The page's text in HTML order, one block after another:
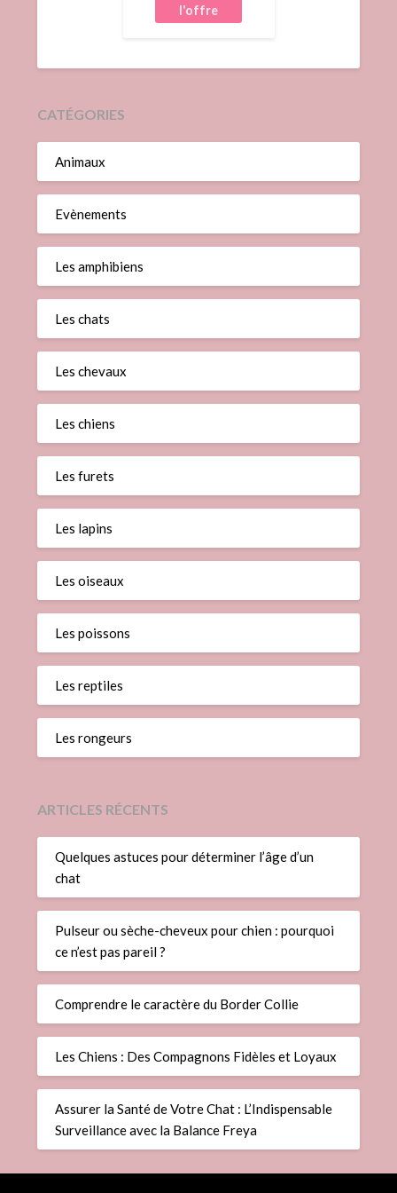
CATÉGORIES
Animaux
Evènements
Les amphibiens
Les chats
Les chevaux
Les chiens
Les furets
Les lapins
Les oiseaux
Les poissons
Les reptiles
Les rongeurs
ARTICLES RÉCENTS
Quelques astuces pour déterminer l’âge d’un
chat
Pulseur ou sèche-cheveux pour chien : pourquoi
ce n’est pas pareil ?
Comprendre le caractère du Border Collie
Les Chiens : Des Compagnons Fidèles et Loyaux
Assurer la Santé de Votre Chat : L’Indispensable
Surveillance avec la Balance Freya